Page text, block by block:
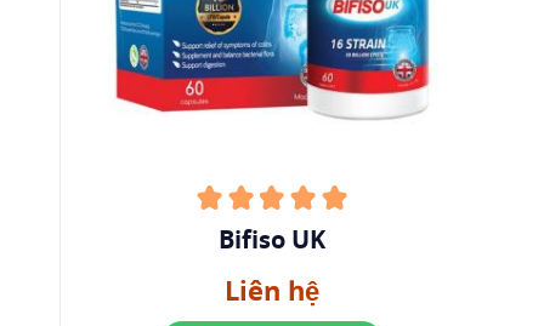
hiện điều này của vi khuẩn được cho là có liên
quan đến các chất protein gọi là bacteriocin
giúp một sinh vật có khả năng ngăn chặn sự
phát triển của sinh vật khác.
Lactobacillus delbrueckiinói chung có thể có tác
dụng kháng nấm chống lại mầm bệnh
Penicillium notatum và Aspergillus fulvous (28).
Lactobacillus delbrueckii subsp. bulgaricus và
Bifiso UK
Liên hệ